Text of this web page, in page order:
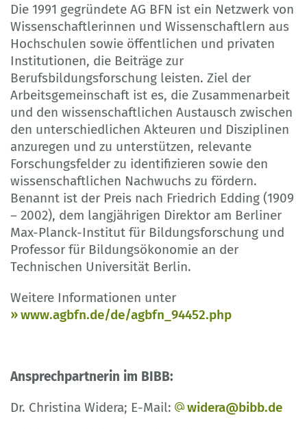
Die 1991 gegründete AG BFN ist ein Netzwerk von
Wissenschaftlerinnen und Wissenschaftlern aus
Hochschulen sowie öffentlichen und privaten
Institutionen, die Beiträge zur
Berufsbildungsforschung leisten. Ziel der
Arbeitsgemeinschaft ist es, die Zusammenarbeit
und den wissenschaftlichen Austausch zwischen
den unterschiedlichen Akteuren und Disziplinen
anzuregen und zu unterstützen, relevante
Forschungsfelder zu identifizieren sowie den
wissenschaftlichen Nachwuchs zu fördern.
Benannt ist der Preis nach Friedrich Edding (1909
– 2002), dem langjährigen Direktor am Berliner
Max-Planck-Institut für Bildungsforschung und
Professor für Bildungsökonomie an der
Technischen Universität Berlin.
Weitere Informationen unter
www.agbfn.de/de/agbfn_94452.php
Ansprechpartnerin im BIBB:
Dr. Christina Widera; E-Mail:
widera@bibb.de